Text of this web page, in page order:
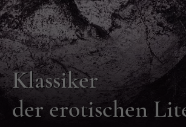
Klassiker
der erotischen